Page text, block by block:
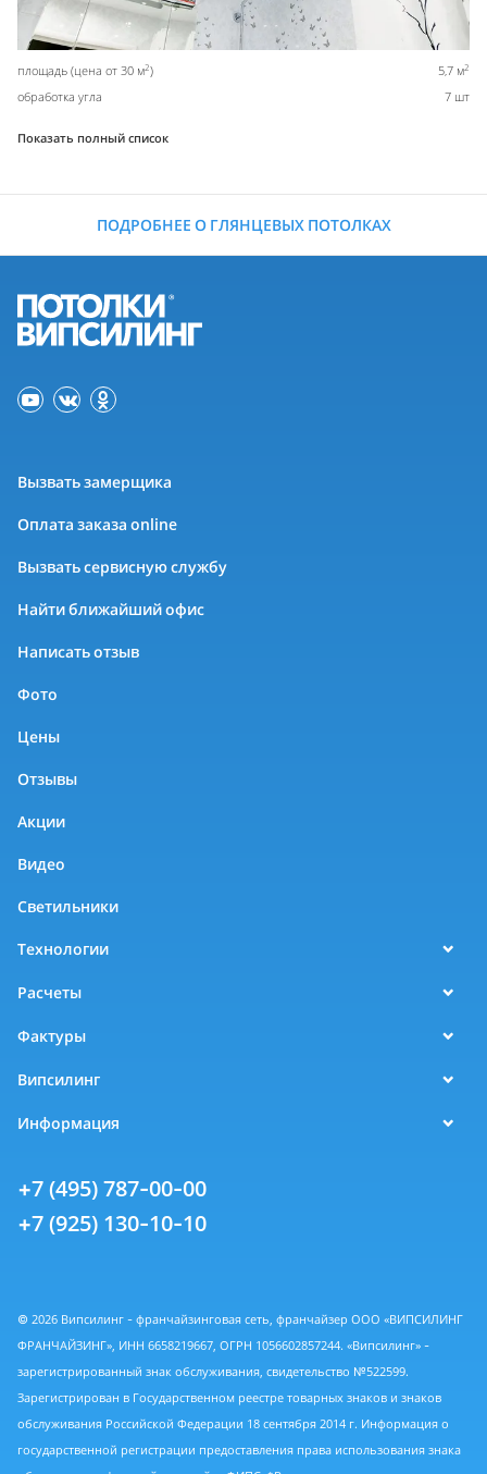
площадь (цена от 30 м2) 5,7 м2
обработка угла 7 шт
Показать полный список
ПОДРОБНЕЕ О ГЛЯНЦЕВЫХ ПОТОЛКАХ
Вызвать замерщика
Оплата заказа online
Вызвать сервисную службу
Найти ближайший офис
Написать отзыв
Фото
Цены
Отзывы
Акции
Видео
Светильники
Технологии
Расчеты
Фактуры
Випсилинг
Информация
+7 (495) 787-00-00
+7 (925) 130-10-10
© 2026 Випсилинг - франчайзинговая сеть, франчайзер ООО «ВИПСИЛИНГ
ФРАНЧАЙЗИНГ», ИНН 6658219667, ОГРН 1056602857244. «Випсилинг» -
зарегистрированный знак обслуживания, свидетельство №522599.
Зарегистрирован в Государственном реестре товарных знаков и знаков
обслуживания Российской Федерации 18 сентября 2014 г. Информация о
государственной регистрации предоставления права использования знака